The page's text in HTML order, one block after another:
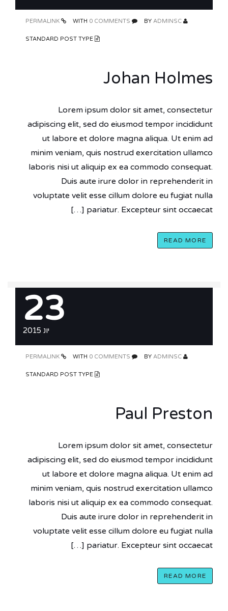
ADMINSC
0 COMMENTS
Johan Holmes
Lorem ipsum dolor sit amet, consectetur
adipiscing elit, sed do eiusmod tempor incididunt
ut labore et dolore magna aliqua. Ut enim ad
minim veniam, quis nostrud exercitation ullamco
laboris nisi ut aliquip ex ea commodo consequat.
Duis aute irure dolor in reprehenderit in
voluptate velit esse cillum dolore eu fugiat nulla
pariatur. Excepteur sint occaecat […]
READ MORE
23
יונ 2015
ADMINSC
0 COMMENTS
Paul Preston
Lorem ipsum dolor sit amet, consectetur
adipiscing elit, sed do eiusmod tempor incididunt
ut labore et dolore magna aliqua. Ut enim ad
minim veniam, quis nostrud exercitation ullamco
laboris nisi ut aliquip ex ea commodo consequat.
Duis aute irure dolor in reprehenderit in
voluptate velit esse cillum dolore eu fugiat nulla
pariatur. Excepteur sint occaecat […]
READ MORE